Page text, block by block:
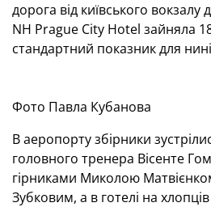
дорога від київського
NH Prague City Hotel зайняла
стандартний показник для
Фото Павла Кубанова
В аеропорту збірники
головного тренера Вісенте
гірниками Миколою
Зубковим, а в готелі на